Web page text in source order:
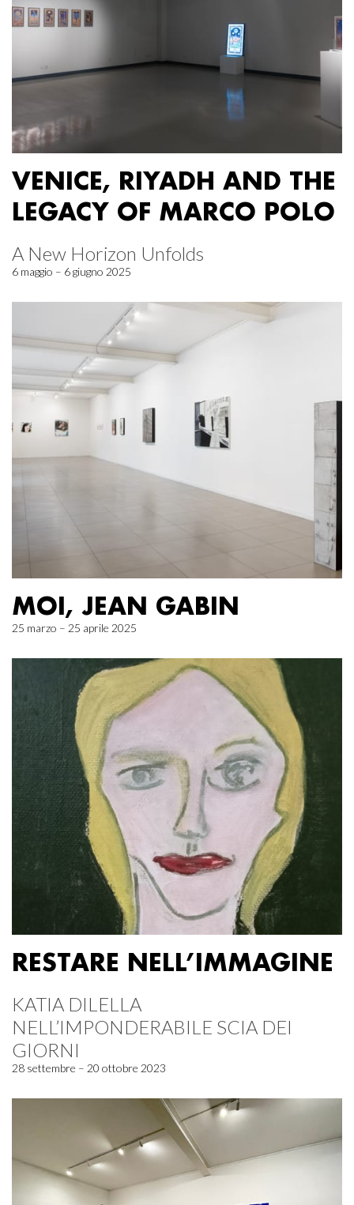
VENICE, RIYADH AND THE
LEGACY OF MARCO POLO
A New Horizon Unfolds
6 maggio – 6 giugno 2025
MOI, JEAN GABIN
25 marzo – 25 aprile 2025
RESTARE NELL’IMMAGINE
KATIA DILELLA
NELL’IMPONDERABILE SCIA DEI
GIORNI
28 settembre – 20 ottobre 2023